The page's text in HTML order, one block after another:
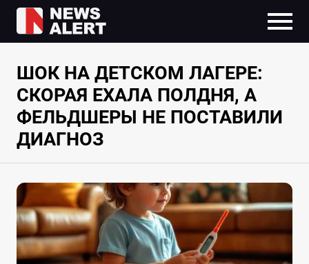
ШОК НА ДЕТСКОМ ЛАГЕРЕ:
СКОРАЯ ЕХАЛА ПОЛДНЯ, А
ФЕЛЬДШЕРЫ НЕ ПОСТАВИЛИ
ДИАГНОЗ